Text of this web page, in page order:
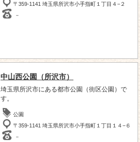
〒359-1141 埼玉県所沢市小手指町１丁目４−２
－
中山西公園（所沢市）
埼玉県所沢市にある都市公園（街区公園）で
す。
公園
〒359-1141 埼玉県所沢市小手指町１丁目１４−６
－